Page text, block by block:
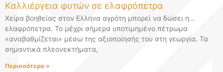
Καλλιέργεια φυτών σε ελαφρόπετρα
Χείρα βοηθείας στον Ελληνα αγρότη μπορεί να δώσει η…
ελαφρόπετρα. Το μέχρι σήμερα υποτιμημένο πέτρωμα
«αναβαθμίζεται» μέσω της αξιοποίησής του στη γεωργία. Τα
σημαντικά πλεονεκτήματα,
Περισσότερα »